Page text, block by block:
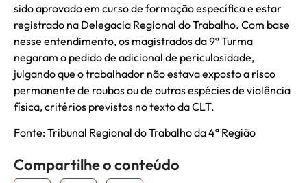
sido aprovado em curso de formação específica e estar
registrado na Delegacia Regional do Trabalho. Com base
nesse entendimento, os magistrados da 9ª Turma
negaram o pedido de adicional de periculosidade,
julgando que o trabalhador não estava exposto a risco
permanente de roubos ou de outras espécies de violência
física, critérios previstos no texto da CLT.
Fonte: Tribunal Regional do Trabalho da 4ª Região
Compartilhe o conteúdo